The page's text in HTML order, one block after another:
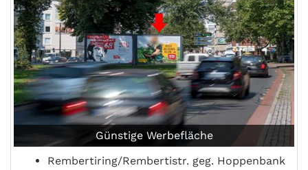
Günstige Werbefläche
Rembertiring/Rembertistr. geg. Hoppenbank